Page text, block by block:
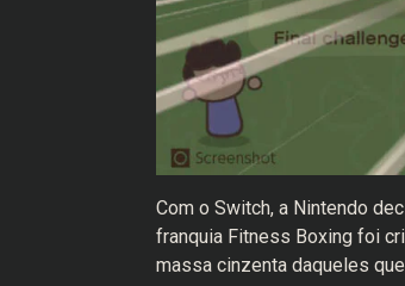
Com o Switch, a Nintendo
franquia Fitness Boxing foi
massa cinzenta daqueles